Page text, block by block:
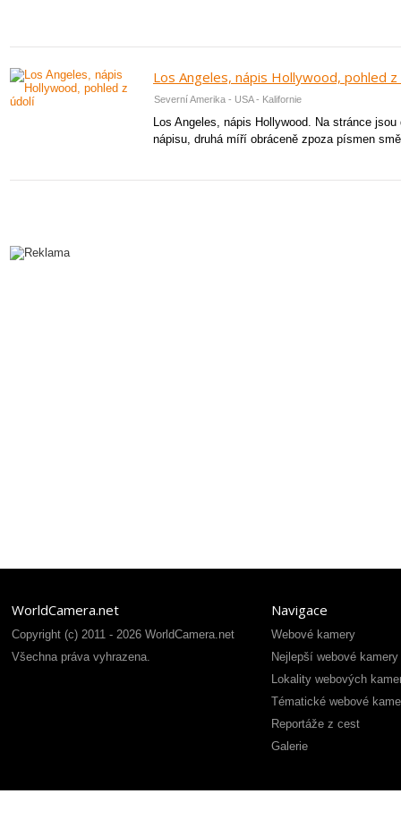
Los Angeles, nápis Hollywood, pohled z
Severní Amerika - USA - Kalifornie
Los Angeles, nápis Hollywood. Na stránce
nápisu, druhá míří obráceně zpoza písmen
WorldCamera.net
Copyright (c) 2011 - 2026 WorldCamera.net
Všechna práva vyhrazena.
Navigace
Webové kamery
Nejlepší webové kamery
Lokality webových
Tématické webové
Reportáže z cest
Galerie